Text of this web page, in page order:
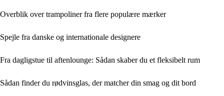
Overblik over trampoliner fra flere populære mærker
Spejle fra danske og internationale designere
Fra dagligstue til aftenlounge: Sådan skaber du et fleksibelt rum
Sådan finder du rødvinsglas, der matcher din smag og dit bord